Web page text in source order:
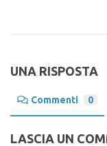
UNA RISPOSTA
Commenti 0
LASCIA UN